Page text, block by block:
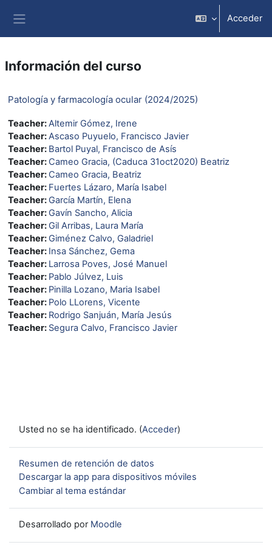
Acceder
Información del curso
Patología y farmacología ocular (2024/2025)
Teacher:Altemir Gómez, Irene
Teacher:Ascaso Puyuelo, Francisco Javier
Teacher: Bartol Puyal, Francisco de Asís
Teacher: Cameo Gracia, (Caduca 31oct2020) Beatriz
Teacher: Cameo Gracia, Beatriz
Teacher: Fuertes Lázaro, María Isabel
Teacher: García Martín, Elena
Teacher: Gavín Sancho, Alicia
Teacher: Gil Arribas, Laura María
Teacher: Giménez Calvo, Galadriel
Teacher: Insa Sánchez, Gema
Teacher: Larrosa Poves, José Manuel
Teacher: Pablo Júlvez, Luis
Teacher: Pinilla Lozano, Maria Isabel
Teacher: Polo LLorens, Vicente
Teacher: Rodrigo Sanjuán, María Jesús
Teacher: Segura Calvo, Francisco Javier
Usted no se ha identificado. (Acceder)
Resumen de retención de datos
Descargar la app para dispositivos móviles
Cambiar al tema estándar
Desarrollado por Moodle